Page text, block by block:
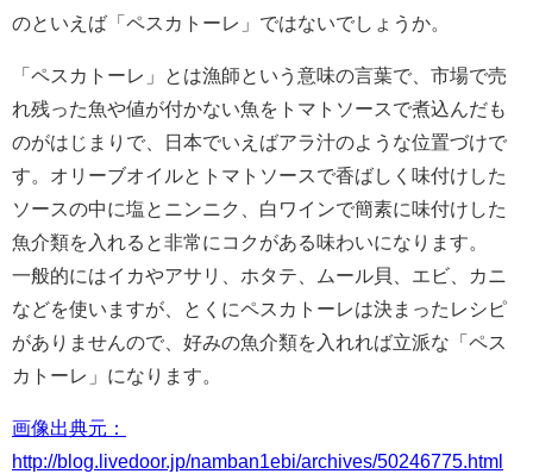
のといえば「ペスカトーレ」ではないでしょうか。
「ペスカトーレ」とは漁師という意味の言葉で、市場で売
れ残った魚や値が付かない魚をトマトソースで煮込んだも
のがはじまりで、日本でいえばアラ汁のような位置づけで
す。オリーブオイルとトマトソースで香ばしく味付けした
ソースの中に塩とニンニク、白ワインで簡素に味付けした
魚介類を入れると非常にコクがある味わいになります。
一般的にはイカやアサリ、ホタテ、ムール貝、エビ、カニ
などを使いますが、とくにペスカトーレは決まったレシピ
がありませんので、好みの魚介類を入れれば立派な「ペス
カトーレ」になります。
画像出典元：
http://blog.livedoor.jp/namban1ebi/archives/50246775.html